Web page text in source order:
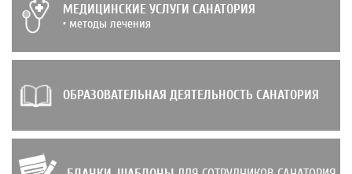
МЕДИЦИНСКИЕ УСЛУГИ САНАТОРИЯ
• методы лечения
ОБРАЗОВАТЕЛЬНАЯ ДЕЯТЕЛЬНОСТЬ САНАТОРИЯ